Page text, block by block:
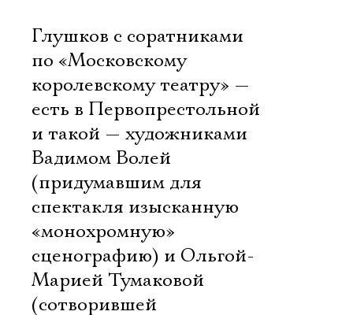
Глушков с соратниками
по «Московскому
королевскому театру» —
есть в Первопрестольной
и такой — художниками
Вадимом Волей
(придумавшим для
спектакля изысканную
«монохромную»
сценографию) и Ольгой-
Марией Тумаковой
(сотворившей